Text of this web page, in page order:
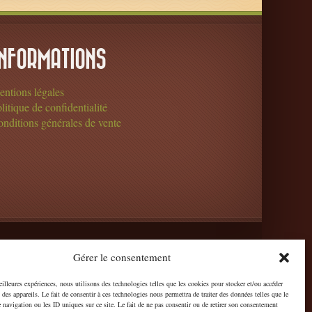
Gérer le consentement
expériences, nous utilisons des technologies telles que les cookies pour stocker et/ou accéder
appareils. Le fait de consentir à ces technologies nous permettra de traiter des données telles que le
navigation ou les ID uniques sur ce site. Le fait de ne pas consentir ou de retirer son consentement
INFORMATIONS
légales
de confidentialité
générales de vente